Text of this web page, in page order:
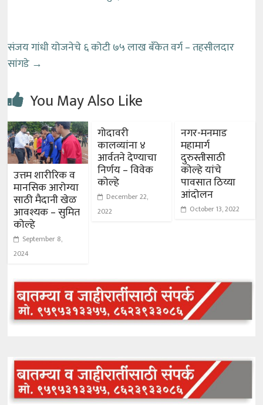
संजय गांधी योजनेचे ६ कोटी ७५ लाख बँकेत वर्ग – तहसीलदार
सांगडे →
You May Also Like
उत्तम शारीरिक व
मानसिक आरोग्या
साठी मैदानी खेळ
आवश्यक – सुमित
कोल्हे
September 8,
2024
गोदावरी
कालव्यांना ४
आर्वतने देण्याचा
निर्णय – विवेक
कोल्हे
December 22,
2022
नगर-मनमाड
महामार्ग
दुरुस्तीसाठी
कोल्हे यांचे
पावसात ठिय्या
आंदोलन
October 13, 2022